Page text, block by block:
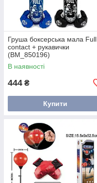
Груша боксерська мала Full
contact + рукавички
(BM_850196)
В наявності
444 ₴
Купити